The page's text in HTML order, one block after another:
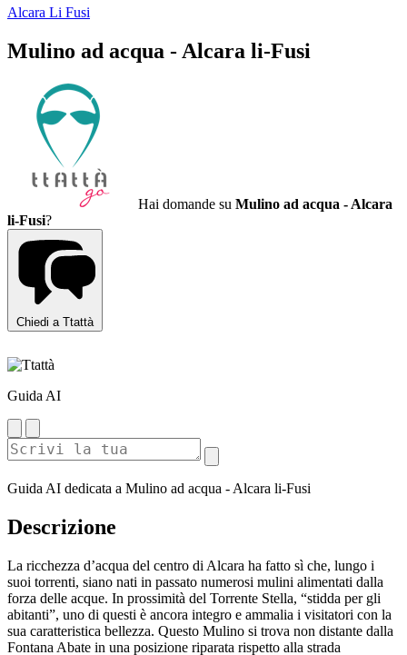
Alcara Li Fusi
Mulino ad acqua - Alcara li-Fusi
Hai domande su Mulino ad acqua - Alcara
li-Fusi?
Chiedi a Ttattà
Guida AI
Guida AI dedicata a Mulino ad acqua - Alcara li-Fusi
Descrizione
La ricchezza d’acqua del centro di Alcara ha fatto sì che, lungo i
suoi torrenti, siano nati in passato numerosi mulini alimentati dalla
forza delle acque. In prossimità del Torrente Stella, “stidda per gli
abitanti”, uno di questi è ancora integro e ammalia i visitatori con la
sua caratteristica bellezza. Questo Mulino si trova non distante dalla
Fontana Abate in una posizione riparata rispetto alla strada